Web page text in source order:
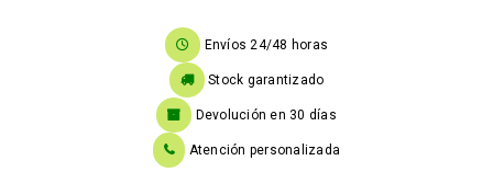
Envíos 24/48 horas
Stock garantizado
Devolución en 30 días
Atención personalizada